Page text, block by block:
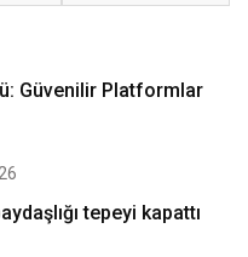
Güvenilir Platformlar
tepeyi kapattı